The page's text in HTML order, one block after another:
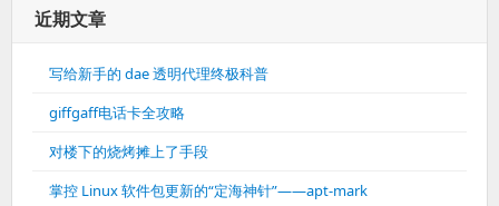
近期文章
写给新手的 dae 透明代理终极科普
giffgaff电话卡全攻略
对楼下的烧烤摊上了手段
掌控 Linux 软件包更新的“定海神针”——apt-mark